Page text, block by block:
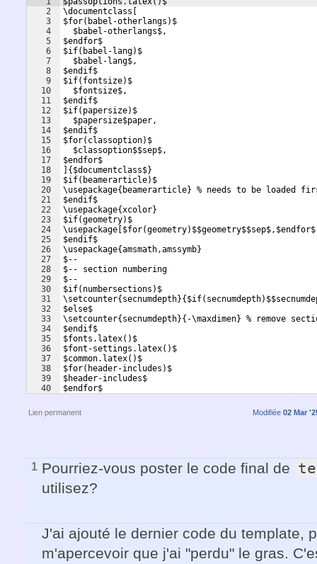
2
3
4
5
6
7
8
9
10
11
12
13
14
15
16
17
18
19
20
21
22
23
24
25
26
27
28
29
30
31
32
33
34
35
36
37
38
39
40
\documentclass[
$for(babel-otherlangs)$
  $babel-otherlangs$,
$endfor$
$if(babel-lang)$
  $babel-lang$,
$endif$
$if(fontsize)$
  $fontsize$,
$endif$
$if(papersize)$
  $papersize$paper,
$endif$
$for(classoption)$
  $classoption$$sep$,
$endfor$
]{$documentclass$}
$if(beamerarticle)$
\usepackage{beamerarticle} % needs to be loaded
$endif$
\usepackage{xcolor}
$if(geometry)$
$endif$
\usepackage{amsmath,amssymb}
$--
$-- section numbering
$--
$if(numbersections)$
$else$
\setcounter{secnumdepth}{-\maxdimen} % remove
$endif$
$fonts.latex()$
$font-settings.latex()$
$common.latex()$
$for(header-includes)$
$header-includes$
$endfor$
Lien permanent Modifiée 02 Mar
1 Pourriez-vous poster le code final de
utilisez?
J'ai ajouté le dernier code du template,
m'apercevoir que j'ai "perdu" le gras.